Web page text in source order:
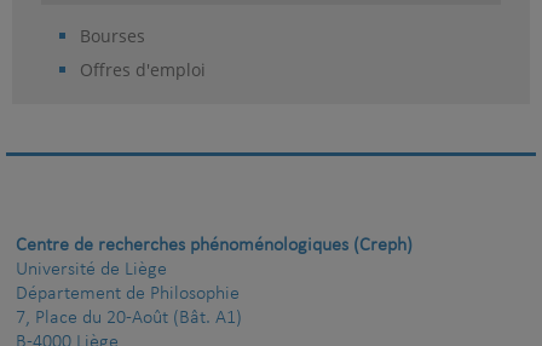
Bourses
Offres d'emploi
Centre de recherches phénoménologiques (Creph)
Université de Liège
Département de Philosophie
7, Place du 20-Août (Bât. A1)